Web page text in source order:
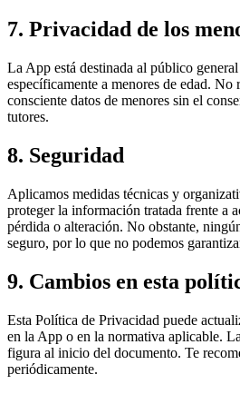
7. Privacidad de los
La App está destinada al público
específicamente a menores de edad. No
consciente datos de menores sin el
tutores.
8. Seguridad
Aplicamos medidas técnicas y
proteger la información tratada frente a
pérdida o alteración. No obstante,
seguro, por lo que no podemos
9. Cambios en esta
Esta Política de Privacidad puede
en la App o en la normativa aplicable.
figura al inicio del documento. Te
periódicamente.